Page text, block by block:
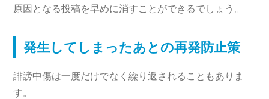
原因となる投稿を早めに消すことができるでしょう。
発生してしまったあとの再発防止策
誹謗中傷は一度だけでなく繰り返されることもありま
す。